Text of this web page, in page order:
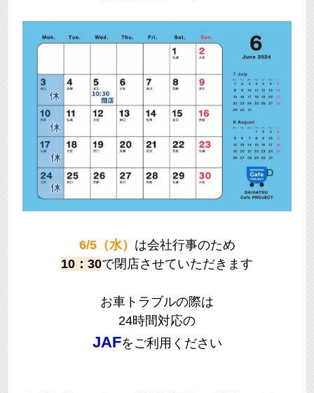
6/5（水） は会社行事のため
10：30で閉店させていただきます
お車トラブルの際は
24時間対応の
JAFをご利用ください